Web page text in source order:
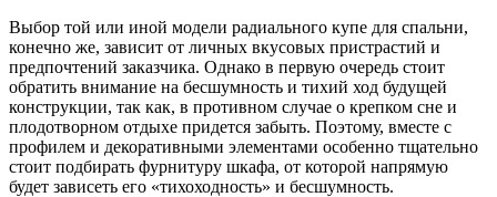
Выбор той или иной модели радиального купе для спальни,
конечно же, зависит от личных вкусовых пристрастий и
предпочтений заказчика. Однако в первую очередь стоит
обратить внимание на бесшумность и тихий ход будущей
конструкции, так как, в противном случае о крепком сне и
плодотворном отдыхе придется забыть. Поэтому, вместе с
профилем и декоративными элементами особенно тщательно
стоит подбирать фурнитуру шкафа, от которой напрямую
будет зависеть его «тихоходность» и бесшумность.